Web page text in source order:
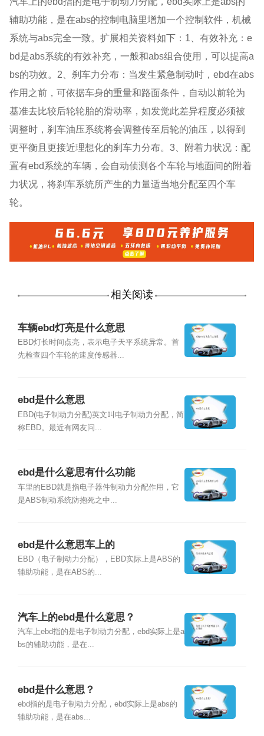
辅助功能，是在abs的控制电脑里增加一个控制软件，机械
系统与abs完全一致。扩展相关资料如下：1、有效补充：e
bd是abs系统的有效补充，一般和abs组合使用，可以提高a
bs的功效。2、刹车力分布：当发生紧急制动时，ebd在abs
作用之前，可依据车身的重量和路面条件，自动以前轮为
基准去比较后轮轮胎的滑动率，如发觉此差异程度必须被
调整时，刹车油压系统将会调整传至后轮的油压，以得到
更平衡且更接近理想化的刹车力分布。3、附着力状况：配
置有ebd系统的车辆，会自动侦测各个车轮与地面间的附着
力状况，将刹车系统所产生的力量适当地分配至四个车
轮。
相关阅读
车辆ebd灯亮是什么意思
EBD灯长时间点亮，表示电子天平系统异常。首
先检查四个车轮的速度传感器...
ebd是什么意思
EBD(电子制动力分配)英文叫电子制动力分配，简
称EBD。最近有网友问...
ebd是什么意思有什么功能
车里的EBD就是指电子器件制动力分配作用，它
是ABS制动系统防抱死之中...
ebd是什么意思车上的
EBD（电子制动力分配），EBD实际上是ABS的
辅助功能，是在ABS的...
汽车上的ebd是什么意思？
汽车上ebd指的是电子制动力分配，ebd实际上是a
bs的辅助功能，是在...
ebd是什么意思？
ebd指的是电子制动力分配，ebd实际上是abs的
辅助功能，是在abs...